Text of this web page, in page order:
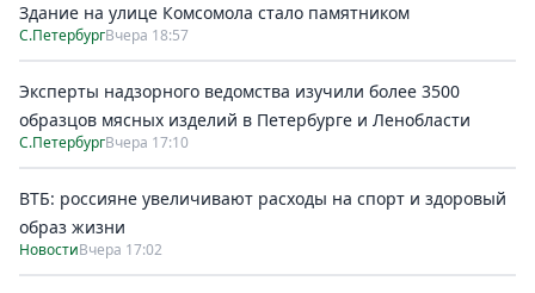
Здание на улице Комсомола стало памятником
С.ПетербургВчера 18:57
Эксперты надзорного ведомства изучили более 3500
образцов мясных изделий в Петербурге и Ленобласти
С.ПетербургВчера 17:10
ВТБ: россияне увеличивают расходы на спорт и здоровый
образ жизни
НовостиВчера 17:02